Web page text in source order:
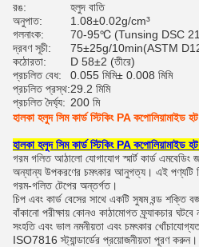
রঙ:
হলুদ বাতি
অনুপাত:
1.08±0.02g/cm³
গলনাংক:
70-95℃ (Tunsing DSC
দ্রবণ সূচী:
75±25g/10min(ASTM
কঠোরতা:
D 58±2 (তীরে)
প্রচলিত বেধ:
0.055 মিমি± 0.008 মিমি
প্রচলিত প্রস্থ:29.2 মিমি
প্রচলিত দৈর্ঘ্য: 200 মি
হালকা হলুদ সিম কার্ড স্টিকিং PA কপোলিয়ামাইড
হালকা হলুদ সিম কার্ড স্টিকিং PA কপোলিয়ামাইড
গরম গলিত আঠালো যোগাযোগ স্মার্ট কার্ড
অন্যান্য উপকরণের চমৎকার আনুগত্য। এই পণ্যটি
গরম-গলিত টেপের অন্তর্গত।
চিপ এবং কার্ড বেসের সাথে একটি সুষম বন্ড শক্তি
বাঁকানো পরীক্ষায় কোনও কাঠামোগত ফ্র্যাকচার
সংহতি এবং ভাল নমনীয়তা এবং চমৎকার
ISO7816 স্ট্যান্ডার্ডের প্রয়োজনীয়তা পূরণ করুন।